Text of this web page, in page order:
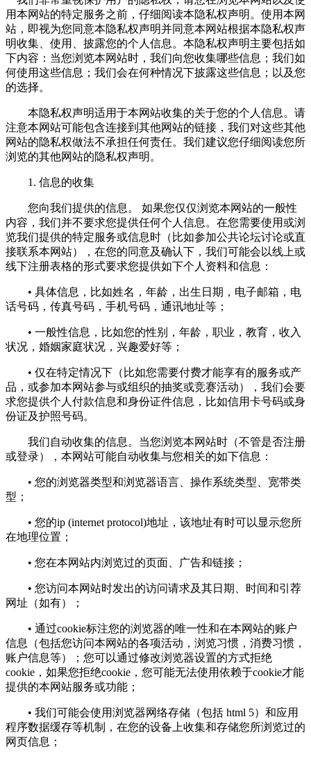
用本网站的特定服务之前，仔细阅读本隐私权声明。使用本网
站，即视为您同意本隐私权声明并同意本网站根据本隐私权声
明收集、使用、披露您的个人信息。本隐私权声明主要包括如
下内容：当您浏览本网站时，我们向您收集哪些信息；我们如
何使用这些信息；我们会在何种情况下披露这些信息；以及您
的选择。
本隐私权声明适用于本网站收集的关于您的个人信息。请
注意本网站可能包含连接到其他网站的链接，我们对这些其他
网站的隐私权做法不承担任何责任。我们建议您仔细阅读您所
浏览的其他网站的隐私权声明。
1. 信息的收集
您向我们提供的信息。 如果您仅仅浏览本网站的一般性
内容，我们并不要求您提供任何个人信息。在您需要使用或浏
览我们提供的特定服务或信息时（比如参加公共论坛讨论或直
接联系本网站），在您的同意及确认下，我们可能会以线上或
线下注册表格的形式要求您提供如下个人资料和信息：
• 具体信息，比如姓名，年龄，出生日期，电子邮箱，电
话号码，传真号码，手机号码，通讯地址等；
• 一般性信息，比如您的性别，年龄，职业，教育，收入
状况，婚姻家庭状况，兴趣爱好等；
• 仅在特定情况下（比如您需要付费才能享有的服务或产
品，或参加本网站参与或组织的抽奖或竞赛活动），我们会要
求您提供个人付款信息和身份证件信息，比如信用卡号码或身
份证及护照号码。
我们自动收集的信息。当您浏览本网站时（不管是否注册
或登录），本网站可能自动收集与您相关的如下信息：
• 您的浏览器类型和浏览器语言、操作系统类型、宽带类
型；
• 您的ip (internet protocol)地址，该地址有时可以显示您所
在地理位置；
• 您在本网站内浏览过的页面、广告和链接；
• 您访问本网站时发出的访问请求及其日期、时间和引荐
网址（如有）；
• 通过cookie标注您的浏览器的唯一性和在本网站的账户
信息（包括您访问本网站的各项活动，浏览习惯，消费习惯，
账户信息等）；您可以通过修改浏览器设置的方式拒绝
cookie，如果您拒绝cookie，您可能无法使用依赖于cookie才能
提供的本网站服务或功能；
• 我们可能会使用浏览器网络存储（包括 html 5）和应用
程序数据缓存等机制，在您的设备上收集和存储您所浏览过的
网页信息；